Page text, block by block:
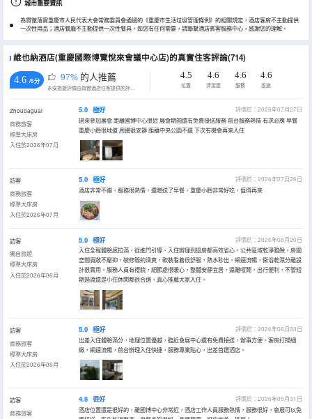
城市重要資訊
為貫徹落實重慶市人民代表大會常務委員會通過的《重慶市生活垃圾管理條例》的相關規定，酒店客房不主動提供
一次性用品；酒店餐廳不主動提供一次性餐具。如您有任何需要，請聯繫酒店賓客服務中心，感謝您的理解。
維也納酒店(重慶國際博覽悅來會議中心店)的真實住客評論(714)
4.6 /5分 97% 的人推薦
永安旅遊評價由真實酒店住客提供的評價。
4.5
位置
4.6
清潔度
4.6
服務
4.6
設施
Zhoubaguai
商務旅客
標準大床房
入住於2026年07月
5.0 極好
評價於：2026年07月27日
過來參加展會 距離國博中心很近 展會期間還有免費接送服務 前台服務熱情 有求必應 早餐
重慶小麪很地道 周邊很安靜 距離中央公園不遠 下次有機會再來入住
訪客
商務旅客
標準大床房
入住於2026年07月
5.0 極好
評價於：2026年07月26日
酒店非常不錯，服務很熱情，還贈送了早餐，重慶小麪非常好吃，值得再來
訪客
獨自旅遊
標準大床房
入住於2026年06月
5.0 極好
評價於：2026年06月20日
入住全程體驗感拉滿，從進門引導、入住辦理到退房都高效省心。公共區域乾淨雅緻，房間
空間寬敞不壓抑，裝修簡約清爽，軟裝看着很舒服，熱水秒出，網速流暢，衞浴乾濕分離設
計很實用。服務人員有禮貌，細節處很暖心，整體安靜宜居，遠離喧鬧，出行便利，不管短
期過渡還是小住休閑都很合適，真心推薦大家入住。
訪客
商務旅客
標準大床房
入住於2026年06月
5.0 極好
評價於：2026年06月03日
出差入住體驗滿分，地理位置優越，臨近會展中心還有免費接送，辦事方便。客房打掃細
緻，網速流暢，前台辦理入住快捷，服務專業貼心，出差首選酒店。
訪客
商務旅客
4.8 很好
評價於：2026年05月31日
酒店位置還是很好的，離國博中心非常近，酒店工作人員服務熱情，服務很好，會展可以免